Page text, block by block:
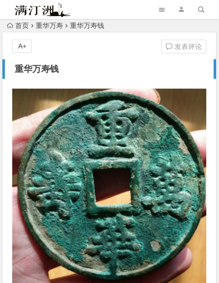
首页 重华万寿 重华万寿钱
重华万寿钱
发表评论
A+